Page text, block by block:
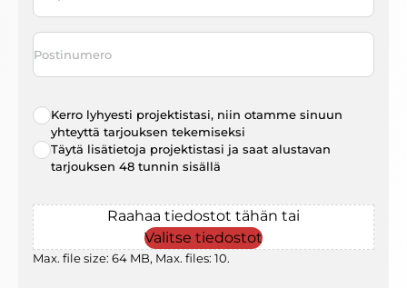
Postinumero
Radio
choice*
Kerro lyhyesti projektistasi, niin otamme sinuun
yhteyttä tarjouksen tekemiseksi
Täytä lisätietoja projektistasi ja saat alustavan
tarjouksen 48 tunnin sisällä
File
Raahaa tiedostot tähän tai
Valitse tiedostot
Max. file size: 64 MB, Max. files: 10.